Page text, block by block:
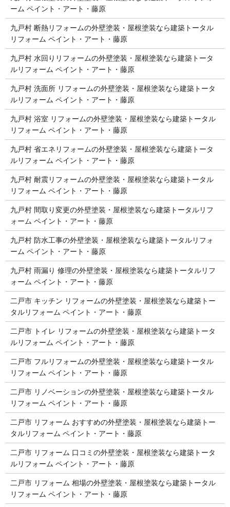
ーム ペイント・アート・藤原
九戸村 断熱リフォームの外壁塗装・屋根塗装なら建築トータル
リフォーム ペイント・アート・藤原
九戸村 水回りリフォームの外壁塗装・屋根塗装なら建築トータ
ルリフォーム ペイント・アート・藤原
九戸村 洗面所 リフォームの外壁塗装・屋根塗装なら建築トータ
ルリフォーム ペイント・アート・藤原
九戸村 浴室 リフォームの外壁塗装・屋根塗装なら建築トータル
リフォーム ペイント・アート・藤原
九戸村 省エネリフォームの外壁塗装・屋根塗装なら建築トータ
ルリフォーム ペイント・アート・藤原
九戸村 耐震リフォームの外壁塗装・屋根塗装なら建築トータル
リフォーム ペイント・アート・藤原
九戸村 間取り変更の外壁塗装・屋根塗装なら建築トータルリフ
ォーム ペイント・アート・藤原
九戸村 防水工事の外壁塗装・屋根塗装なら建築トータルリフォ
ーム ペイント・アート・藤原
九戸村 雨漏り 修理の外壁塗装・屋根塗装なら建築トータルリフ
ォーム ペイント・アート・藤原
二戸市 キッチン リフォームの外壁塗装・屋根塗装なら建築トー
タルリフォーム ペイント・アート・藤原
二戸市 トイレ リフォームの外壁塗装・屋根塗装なら建築トータ
ルリフォーム ペイント・アート・藤原
二戸市 フルリフォームの外壁塗装・屋根塗装なら建築トータル
リフォーム ペイント・アート・藤原
二戸市 リノベーションの外壁塗装・屋根塗装なら建築トータル
リフォーム ペイント・アート・藤原
二戸市 リフォーム おすすめの外壁塗装・屋根塗装なら建築トー
タルリフォーム ペイント・アート・藤原
二戸市 リフォーム 口コミの外壁塗装・屋根塗装なら建築トータ
ルリフォーム ペイント・アート・藤原
二戸市 リフォーム 相場の外壁塗装・屋根塗装なら建築トータル
リフォーム ペイント・アート・藤原